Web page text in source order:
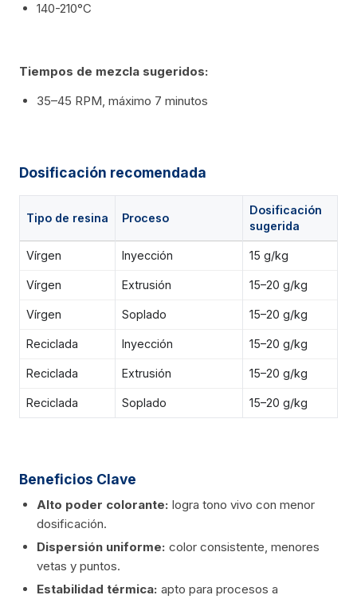
140-210°C
Tiempos de mezcla sugeridos:
35–45 RPM, máximo 7 minutos
Dosificación recomendada
Tipo de resina Proceso
Dosificación
sugerida
Vírgen Inyección 15 g/kg
Vírgen Extrusión 15–20 g/kg
Vírgen Soplado 15–20 g/kg
Reciclada Inyección 15–20 g/kg
Reciclada Extrusión 15–20 g/kg
Reciclada Soplado 15–20 g/kg
Beneficios Clave
Alto poder colorante: logra tono vivo con menor
dosificación.
Dispersión uniforme: color consistente, menores
vetas y puntos.
Estabilidad térmica: apto para procesos a